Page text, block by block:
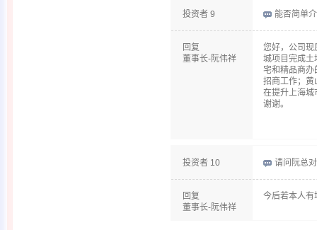
投资者 9 能否简单
回复
董事长-阮伟祥
您好，公司现
城项目完成土
宅和精品商办
招商工作；黄
在提升上海城
谢谢。
投资者 10 请问阮总
回复
董事长-阮伟祥
今后若本人有